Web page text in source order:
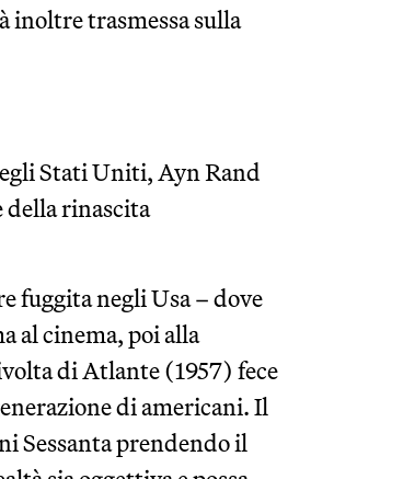
inoltre trasmessa sulla
Stati Uniti, Ayn Rand
della rinascita
fuggita negli Usa – dove
al cinema, poi alla
di Atlante (1957) fece
di americani. Il
Sessanta prendendo il